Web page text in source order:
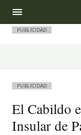
PUBLICIDAD
PUBLICIDAD
El Cabildo
Insular de